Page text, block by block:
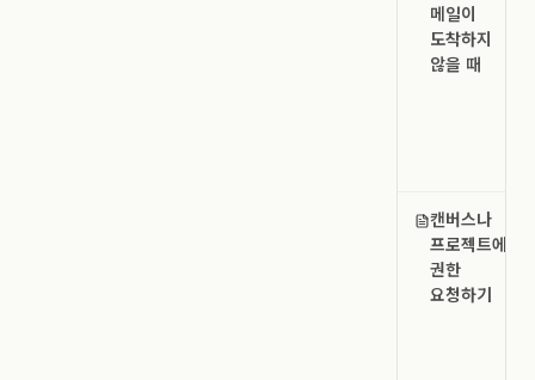
메일이
도착하지
않을 때
캔버스나
프로젝트에
권한
요청하기